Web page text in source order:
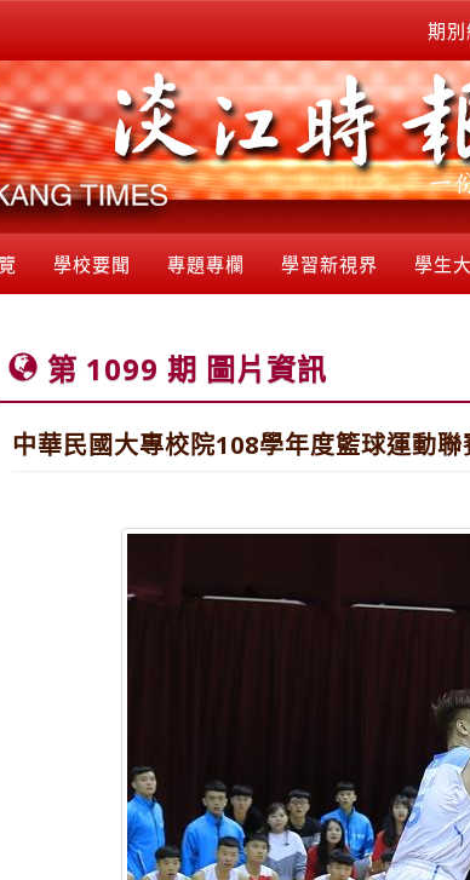
期別
學校要聞 專題專欄 學習新視界 學生
第 1099 期 圖片資訊
中華民國大專校院108學年度籃球運動聯